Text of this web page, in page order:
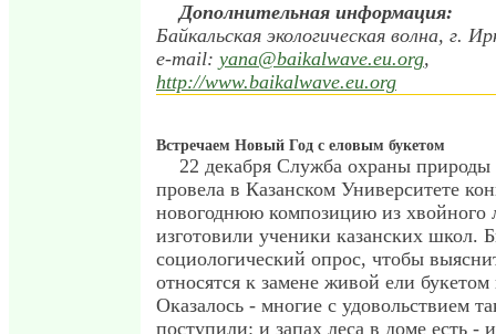
Дополнительная информация:
Байкальская экологическая волна, г.
e-mail: yana@baikalwave.eu.org,
http://www.baikalwave.eu.org
Встречаем Новый Год с еловым букетом
22 декабря Служба охраны природы
провела в Казанском Университете
новогоднюю композицию из хвойного
изготовили ученики казанских школ.
социологический опрос, чтобы
относятся к замене живой ели
Оказалось - многие с удовольствием
поступили: и запах леса в доме есть -